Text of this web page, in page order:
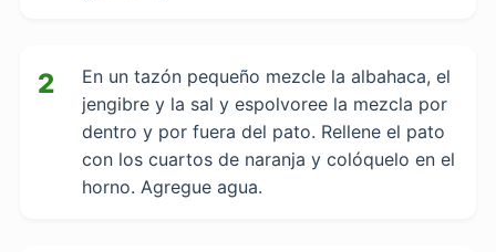
2
En un tazón pequeño mezcle la albahaca, el
jengibre y la sal y espolvoree la mezcla por
dentro y por fuera del pato. Rellene el pato
con los cuartos de naranja y colóquelo en el
horno. Agregue agua.